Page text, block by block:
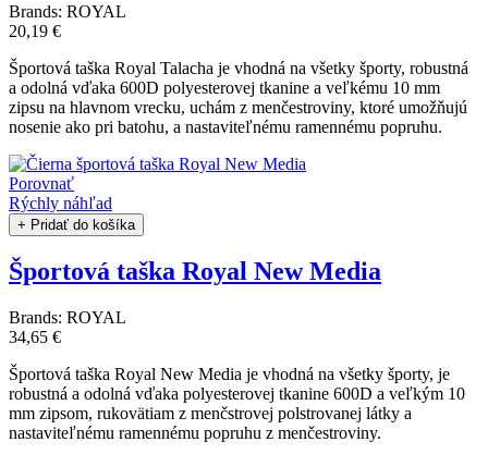
Brands: ROYAL
20,19 €
Športová taška Royal Talacha je vhodná na všetky športy, robustná
a odolná vďaka 600D polyesterovej tkanine a veľkému 10 mm
zipsu na hlavnom vrecku, uchám z menčestroviny, ktoré umožňujú
nosenie ako pri batohu, a nastaviteľnému ramennému popruhu.
Porovnať
Rýchly náhľad
+ Pridať do košíka
Športová taška Royal New Media
Brands: ROYAL
34,65 €
Športová taška Royal New Media je vhodná na všetky športy, je
robustná a odolná vďaka polyesterovej tkanine 600D a veľkým 10
mm zipsom, rukovätiam z menčstrovej polstrovanej látky a
nastaviteľnému ramennému popruhu z menčestroviny.